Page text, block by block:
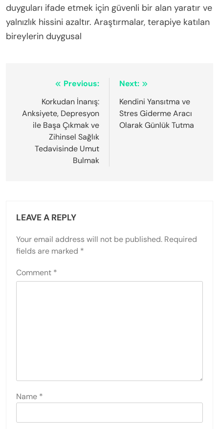
duyguları ifade etmek için güvenli bir alan yaratır ve
yalnızlık hissini azaltır. Araştırmalar, terapiye katılan
bireylerin duygusal
navigation
Previous:
Korkudan İnanış:
Anksiyete, Depresyon
ile Başa Çıkmak ve
Zihinsel Sağlık
Tedavisinde Umut
Bulmak
Next:
Kendini Yansıtma ve
Stres Giderme Aracı
Olarak Günlük Tutma
LEAVE A REPLY
Your email address will not be published. Required
fields are marked *
Comment *
Name *